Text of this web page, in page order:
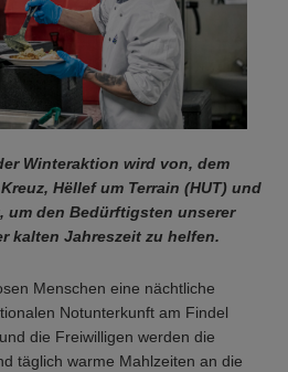
Winteraktion wird von, dem
Hëllef um Terrain (HUT) und
um den Bedürftigsten unserer
kalten Jahreszeit zu helfen.
Menschen eine nächtliche
Notunterkunft am Findel
die Freiwilligen werden die
täglich warme Mahlzeiten an die